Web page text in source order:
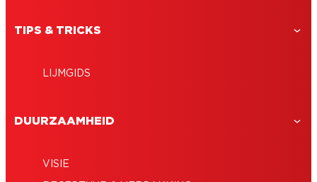
TIPS & TRICKS
LIJMGIDS
DUURZAAMHEID
VISIE